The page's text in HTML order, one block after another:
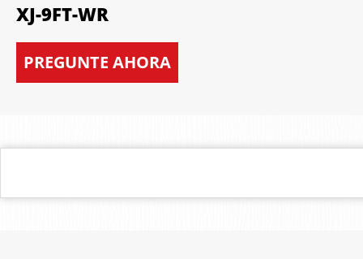
XJ-9FT-WR
PREGUNTE AHORA